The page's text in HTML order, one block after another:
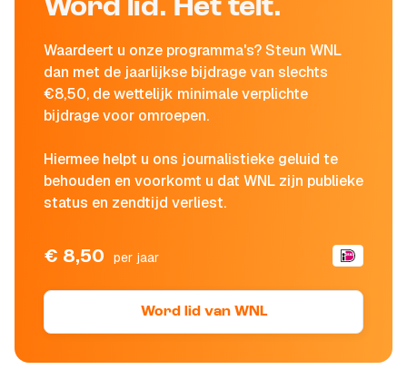
Word lid. Het telt.
Waardeert u onze programma's? Steun WNL
dan met de jaarlijkse bijdrage van slechts
€8,50, de wettelijk minimale verplichte
bijdrage voor omroepen.
Hiermee helpt u ons journalistieke geluid te
behouden en voorkomt u dat WNL zijn publieke
status en zendtijd verliest.
€ 8,50 per jaar
Word lid van WNL